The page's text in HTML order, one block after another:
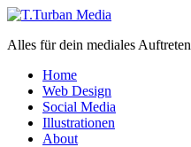
Zum
wechseln
Alles für dein mediales Auftreten
Home
Web Design
Social Media
Illustrationen
About